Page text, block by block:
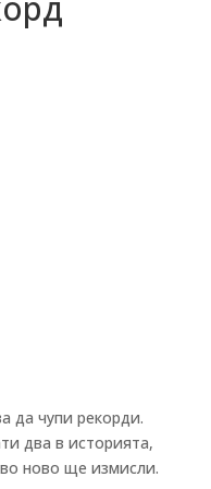
да чупи рекорди.
два в историята,
ново ще измисли.